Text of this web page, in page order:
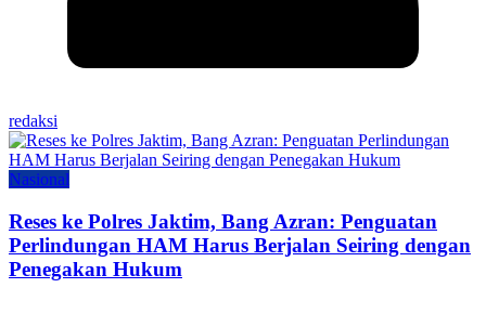
redaksi
Nasional
Reses ke Polres Jaktim, Bang Azran: Penguatan
Perlindungan HAM Harus Berjalan Seiring dengan
Penegakan Hukum